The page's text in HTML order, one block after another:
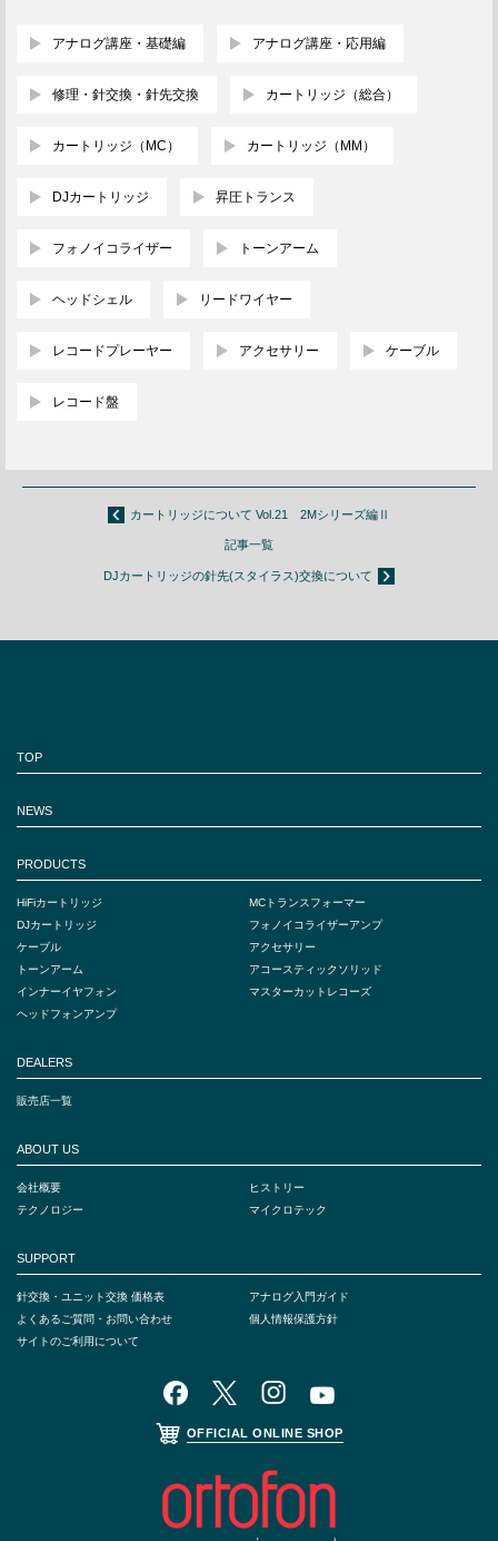
アナログ講座・基礎編 アナログ講座・応用編
修理・針交換・針先交換 カートリッジ（総合）
カートリッジ（MC） カートリッジ（MM）
DJカートリッジ 昇圧トランス
フォノイコライザー トーンアーム
ヘッドシェル リードワイヤー
レコードプレーヤー アクセサリー ケーブル
レコード盤
カートリッジについて Vol.21 2Mシリーズ編Ⅱ
記事一覧
DJカートリッジの針先(スタイラス)交換について
TOP
NEWS
PRODUCTS
HiFiカートリッジ
DJカートリッジ
ケーブル
トーンアーム
インナーイヤフォン
ヘッドフォンアンプ
MCトランスフォーマー
フォノイコライザーアンプ
アクセサリー
アコースティックソリッド
マスターカットレコーズ
DEALERS
販売店一覧
ABOUT US
会社概要
ヒストリー
テクノロジー
マイクロテック
SUPPORT
針交換・ユニット交換 価格表
アナログ入門ガイド
よくあるご質問・お問い合わせ
個人情報保護方針
サイトのご利用について
OFFICIAL ONLINE SHOP